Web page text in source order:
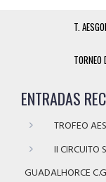
T.
ENTRADAS
TROFEO
II CIRCUITO
GUADALHORCE